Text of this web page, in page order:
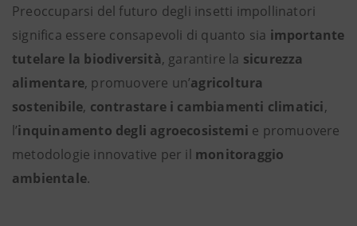
Preoccuparsi del futuro degli insetti impollinatori
significa essere consapevoli di quanto sia importante
tutelare la biodiversità, garantire la sicurezza
alimentare, promuovere un’agricoltura
sostenibile, contrastare i cambiamenti climatici,
l’inquinamento degli agroecosistemi e promuovere
metodologie innovative per il monitoraggio
ambientale.